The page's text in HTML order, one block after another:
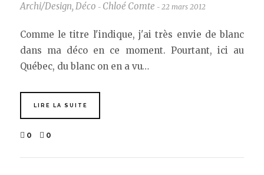
Archi/Design, Déco - Chloé Comte - 22 mars 2012
Comme le titre l'indique, j'ai très envie de blanc
dans ma déco en ce moment. Pourtant, ici au
Québec, du blanc on en a vu…
LIRE LA SUITE
0 0